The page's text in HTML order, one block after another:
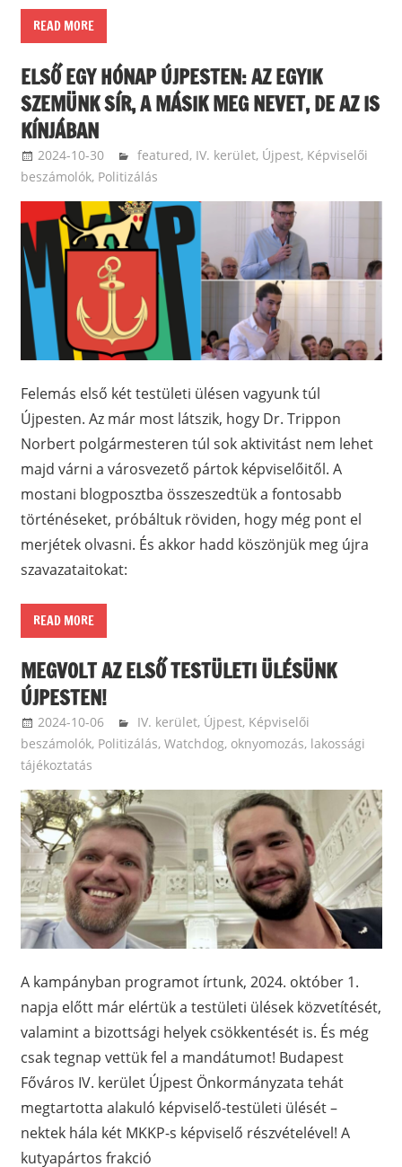
READ MORE
ELSŐ EGY HÓNAP ÚJPESTEN: AZ EGYIK
SZEMÜNK SÍR, A MÁSIK MEG NEVET, DE AZ IS
KÍNJÁBAN
2024-10-30 ketfarkukutya
featured, IV. kerület, Újpest, Képviselői
beszámolók, Politizálás
Felemás első két testületi ülésen vagyunk túl
Újpesten. Az már most látszik, hogy Dr. Trippon
Norbert polgármesteren túl sok aktivitást nem lehet
majd várni a városvezető pártok képviselőitől. A
mostani blogposztba összeszedtük a fontosabb
történéseket, próbáltuk röviden, hogy még pont el
merjétek olvasni. És akkor hadd köszönjük meg újra
szavazataitokat:
READ MORE
MEGVOLT AZ ELSŐ TESTÜLETI ÜLÉSÜNK
ÚJPESTEN!
2024-10-06 ketfarkukutya
IV. kerület, Újpest, Képviselői
beszámolók, Politizálás, Watchdog, oknyomozás, lakossági
tájékoztatás
A kampányban programot írtunk, 2024. október 1.
napja előtt már elértük a testületi ülések közvetítését,
valamint a bizottsági helyek csökkentését is. És még
csak tegnap vettük fel a mandátumot! Budapest
Főváros IV. kerület Újpest Önkormányzata tehát
megtartotta alakuló képviselő-testületi ülését –
nektek hála két MKKP-s képviselő részvételével! A
kutyapártos frakció